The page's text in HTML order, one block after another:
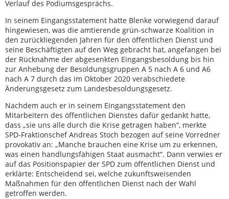
Verlauf des Podiumsgesprächs.
In seinem Eingangsstatement hatte Blenke vorwiegend darauf
hingewiesen, was die amtierende grün-schwarze Koalition in
den zurückliegenden Jahren für den öffentlichen Dienst und
seine Beschäftigten auf den Weg gebracht hat, angefangen bei
der Rücknahme der abgesenkten Eingangsbesoldung bis hin
zur Anhebung der Besoldungsgruppen A 5 nach A 6 und A6
nach A 7 durch das im Oktober 2020 verabschiedete
Änderungsgesetz zum Landesbesoldungsgesetz.
Nachdem auch er in seinem Eingangsstatement den
Mitarbeitern des öffentlichen Dienstes dafür gedankt hatte,
dass „sie uns alle durch die Krise getragen haben“, merkte
SPD-Fraktionschef Andreas Stoch bezogen auf seine Vorredner
provokativ an: „Manche brauchen eine Krise um zu erkennen,
was einen handlungsfähigen Staat ausmacht“. Dann verwies er
auf das Positionspapier der SPD zum öffentlichen Dienst und
erklärte: Entscheidend sei, welche zukunftsweisenden
Maßnahmen für den öffentlichen Dienst nach der Wahl
getroffen werden.